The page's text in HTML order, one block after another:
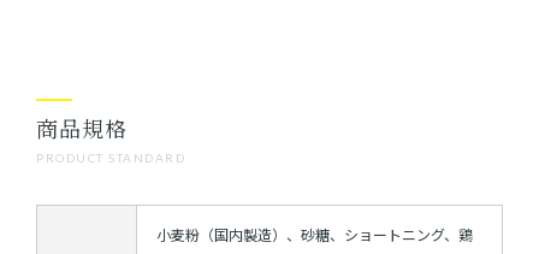
PRODUCT STANDARD
商品規格
小麦粉（国内製造）、砂糖、ショートニング、鶏